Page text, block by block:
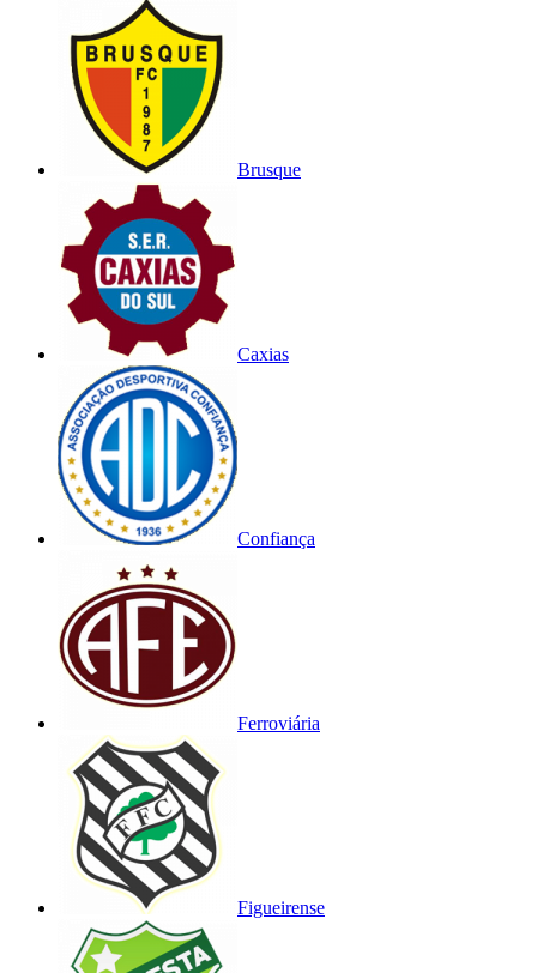
Brusque
Caxias
Confiança
Ferroviária
Figueirense